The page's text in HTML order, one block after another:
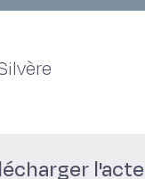
l'acte